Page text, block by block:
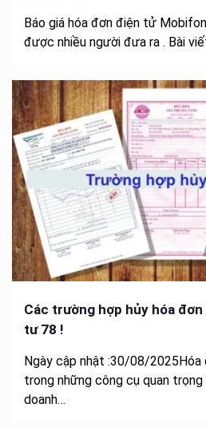
Báo giá hóa đơn điện tử
được nhiều người đưa ra . Bài
Các trường hợp hủy hóa
tư 78 !
Ngày cập nhật :30/08/
trong những công cụ quan
doanh…